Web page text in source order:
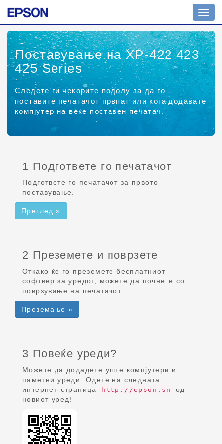
Вкл./
искл.
Поставување на XP-422 423
425 Series
Следете ги чекорите подолу за да го
поставите печатачот првпат или кога додавате
компјутер на веќе поставен печатач.
1 Подгответе го печатачот
Подгответе го печатачот за првото
поставување.
Преглед »
2 Преземете и поврзете
Откако ќе го преземете бесплатниот
софтвер за уредот, можете да почнете со
поврзување на печатачот.
Преземање »
3 Повеќе уреди?
Можете да додадете уште компјутери и
паметни уреди. Одете на следната
интернет-страница
http://epson.sn
од
новиот уред!